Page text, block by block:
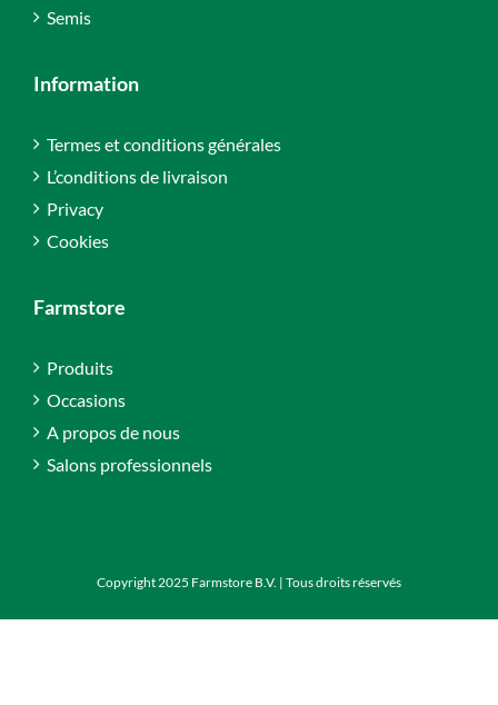
Semis
Information
Termes et conditions générales
L’conditions de livraison
Privacy
Cookies
Farmstore
Produits
Occasions
A propos de nous
Salons professionnels
Copyright 2025 Farmstore B.V. | Tous droits réservés